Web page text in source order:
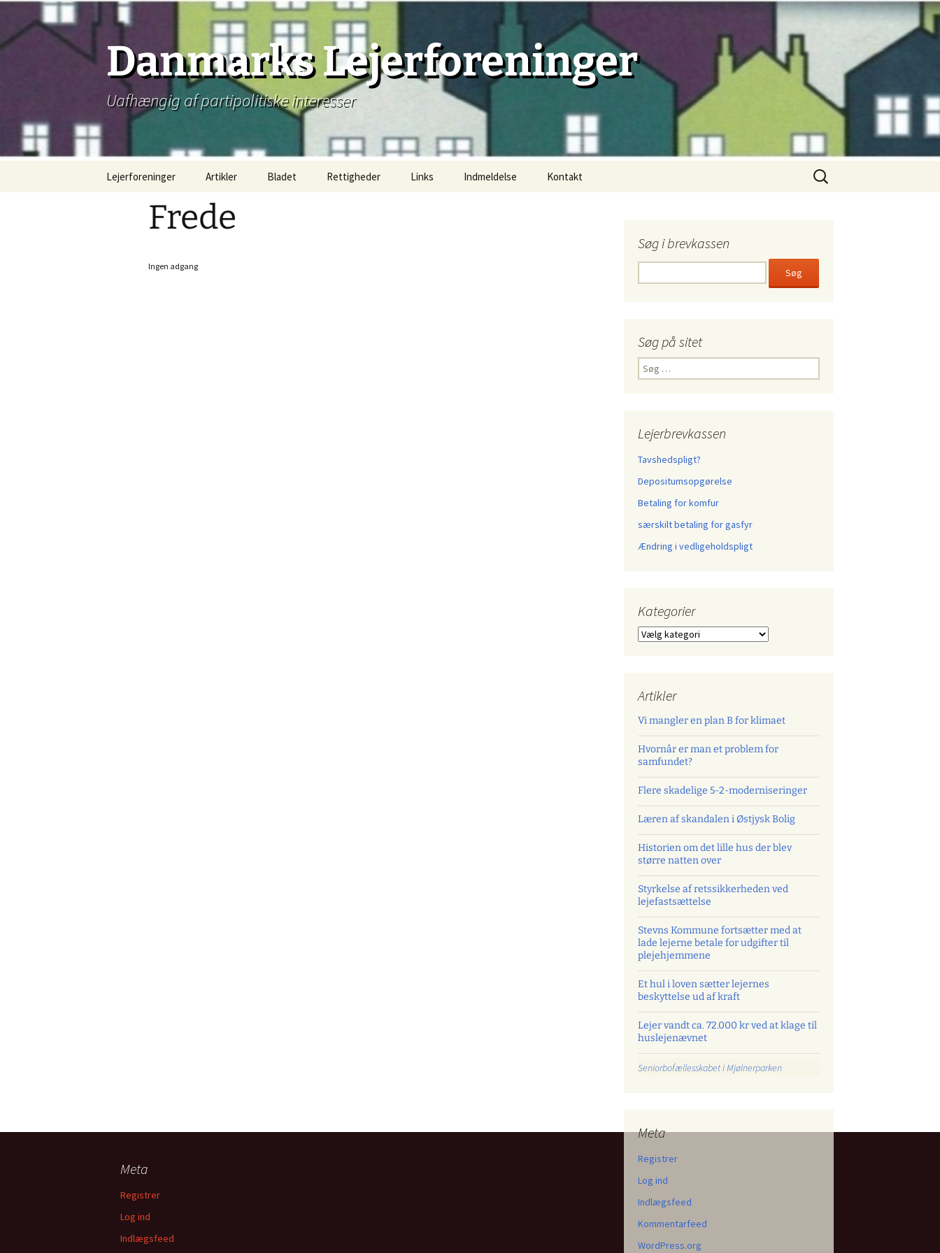
indhold
Danmarks Lejerforeninger
Uafhængig af partipolitiske interesser
Lejerforeninger Artikler Bladet Rettigheder Links Indmeldelse Kontakt
Søg
efter:
Frede
Ingen adgang
Søg i brevkassen
Søg på sitet
Søg
efter:
Lejerbrevkassen
Tavshedspligt?
Depositumsopgørelse
Betaling for komfur
særskilt betaling for gasfyr
Ændring i vedligeholdspligt
Kategorier
Kategorier
Artikler
Vi mangler en plan B for klimaet
Hvornår er man et problem for
samfundet?
Flere skadelige 5-2-moderniseringer
Læren af skandalen i Østjysk Bolig
Historien om det lille hus der blev
større natten over
Styrkelse af retssikkerheden ved
lejefastsættelse
Stevns Kommune fortsætter med at
lade lejerne betale for udgifter til
plejehjemmene
Et hul i loven sætter lejernes
beskyttelse ud af kraft
Lejer vandt ca. 72.000 kr ved at klage til
huslejenævnet
Seniorbofællesskabet i Mjølnerparken
Meta
Registrer
Log ind
Indlægsfeed
Kommentarfeed
WordPress.org
Meta
Registrer
Log ind
Indlægsfeed